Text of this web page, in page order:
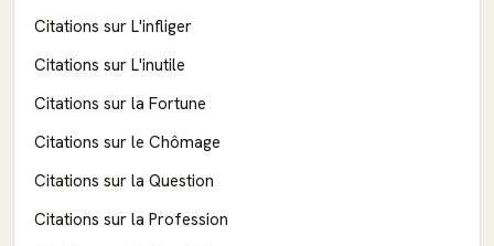
Citations sur L'infliger
Citations sur L'inutile
Citations sur la Fortune
Citations sur le Chômage
Citations sur la Question
Citations sur la Profession